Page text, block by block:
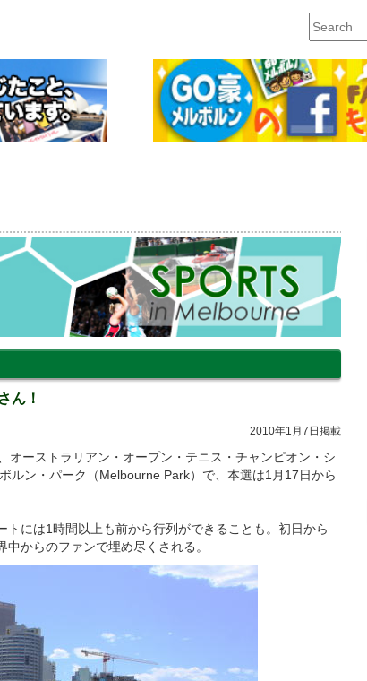
ん！
2010年1月7日掲載
ーストラリアン・オープン・テニス・チャンピオン・シ
ルン・パーク（Melbourne Park）で、本選は1月17日から
には1時間以上も前から行列ができることも。初日から
からのファンで埋め尽くされる。